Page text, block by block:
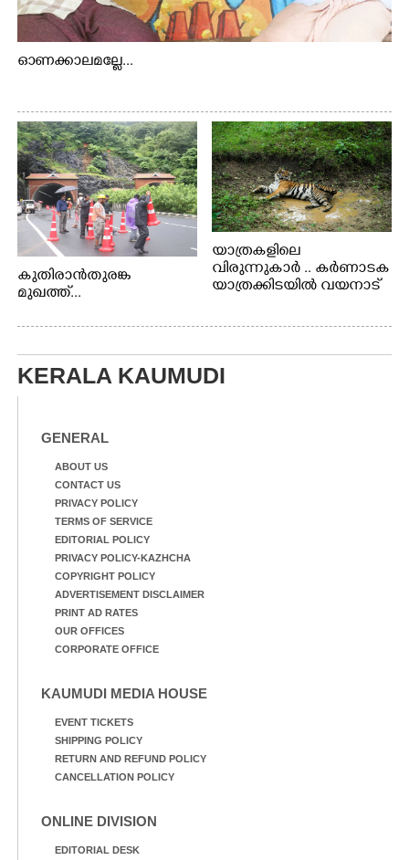
ഓണക്കാലമല്ലേ...
കുതിരാൻതുരങ്ക
മുഖത്ത്...
യാത്രകളിലെ
വിരുന്നുകാർ .. കർണാടക
യാത്രക്കിടയിൽ വയനാട്
KERALA KAUMUDI
GENERAL
ABOUT US
CONTACT US
PRIVACY POLICY
TERMS OF SERVICE
EDITORIAL POLICY
PRIVACY POLICY-KAZHCHA
COPYRIGHT POLICY
ADVERTISEMENT DISCLAIMER
PRINT AD RATES
OUR OFFICES
CORPORATE OFFICE
KAUMUDI MEDIA HOUSE
EVENT TICKETS
SHIPPING POLICY
RETURN AND REFUND POLICY
CANCELLATION POLICY
ONLINE DIVISION
EDITORIAL DESK